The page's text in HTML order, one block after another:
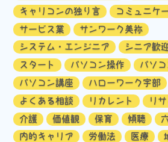
キャリコンの独り言
コミュニケ
サービス業
サンワーク美祢
システム・エンジニア
シニア歓
スタート
パソコン操作
パソ
パソコン講座
ハローワーク宇部
よくある相談
リカレント リ
介護
価値観 保育 傾聴
内的キャリア
労働法 医療